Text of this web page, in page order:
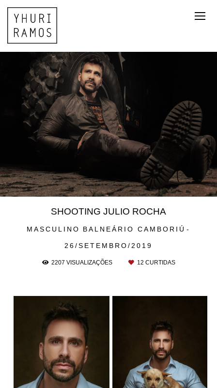
MASCULINO BALNEÁRIO CAMBORIÚ
26/SETEMBRO/2019
SHOOTING JULIO ROCHA
2207 VISUALIZAÇÕES 12 CURTIDAS